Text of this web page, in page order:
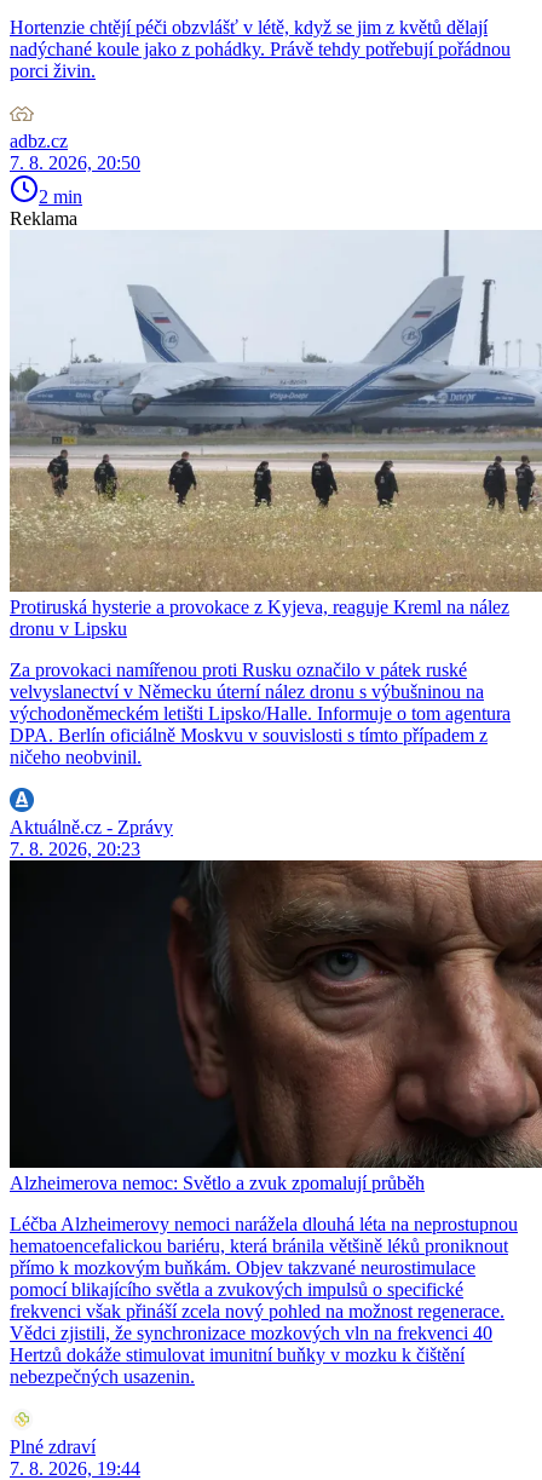
Hortenzie chtějí péči obzvlášť v létě, když se jim z květů dělají
nadýchané koule jako z pohádky. Právě tehdy potřebují pořádnou
porci živin.
adbz.cz
7. 8. 2026, 20:50
2 min
Reklama
Protiruská hysterie a provokace z Kyjeva, reaguje Kreml na nález
dronu v Lipsku
Za provokaci namířenou proti Rusku označilo v pátek ruské
velvyslanectví v Německu úterní nález dronu s výbušninou na
východoněmeckém letišti Lipsko/Halle. Informuje o tom agentura
DPA. Berlín oficiálně Moskvu v souvislosti s tímto případem z
ničeho neobvinil.
Aktuálně.cz - Zprávy
7. 8. 2026, 20:23
Alzheimerova nemoc: Světlo a zvuk zpomalují průběh
Léčba Alzheimerovy nemoci narážela dlouhá léta na neprostupnou
hematoencefalickou bariéru, která bránila většině léků proniknout
přímo k mozkovým buňkám. Objev takzvané neurostimulace
pomocí blikajícího světla a zvukových impulsů o specifické
frekvenci však přináší zcela nový pohled na možnost regenerace.
Vědci zjistili, že synchronizace mozkových vln na frekvenci 40
Hertzů dokáže stimulovat imunitní buňky v mozku k čištění
nebezpečných usazenin.
Plné zdraví
7. 8. 2026, 19:44